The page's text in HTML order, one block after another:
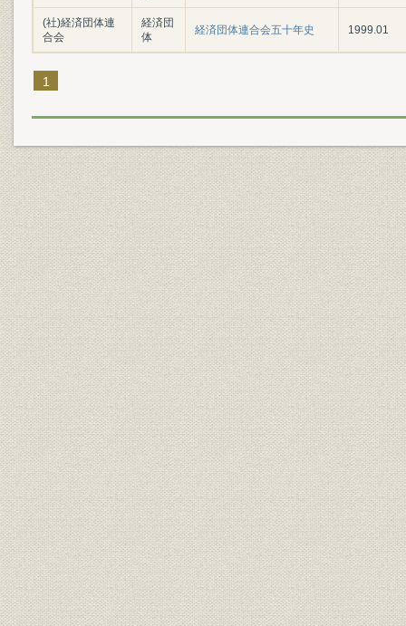
(社)経済団体連
合会
経済団
体
経済団体連合会五十年史 1999.01
1